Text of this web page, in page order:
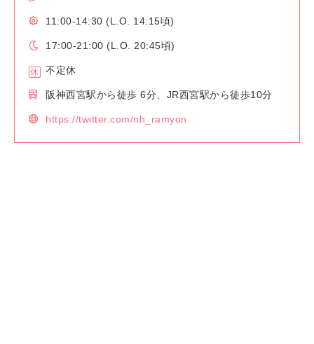
11:00-14:30 (L.O. 14:15頃)
17:00-21:00 (L.O. 20:45頃)
不定休
阪神西宮駅から徒歩 6分、JR西宮駅から徒歩10分
https://twitter.com/nh_ramyon